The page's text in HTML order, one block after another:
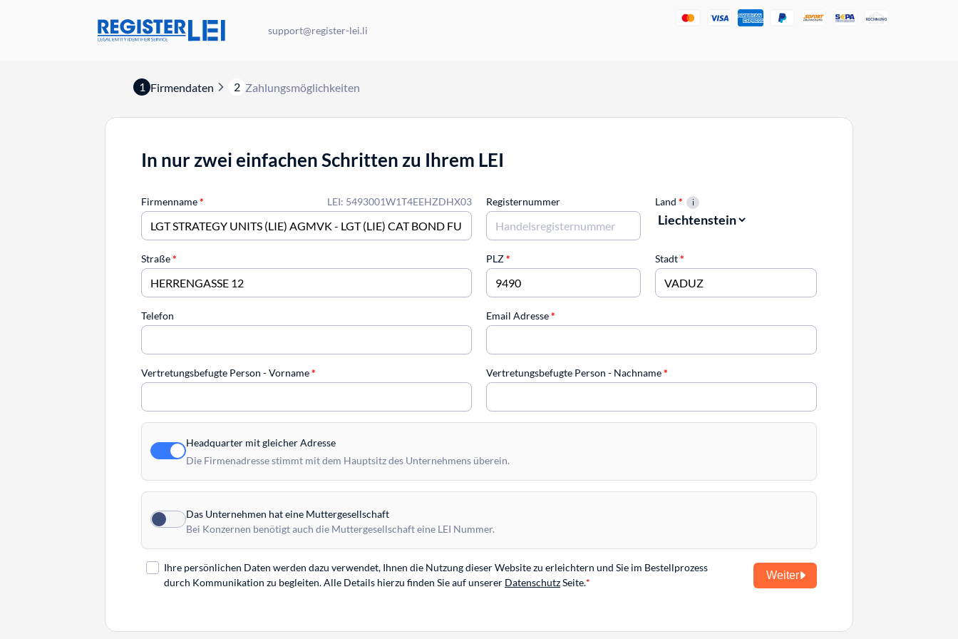
support@register-lei.li
1 Firmendaten 2 Zahlungsmöglichkeiten
In nur zwei einfachen Schritten zu Ihrem LEI
LEI: 5493001W1T4EEHZDHX03
Firmenname* Registernummer Land *
Straße* PLZ* Stadt*
Telefon Email Adresse*
Vertretungsbefugte Person - Vorname* Vertretungsbefugte Person - Nachname*
Headquarter mit gleicher Adresse
Die Firmenadresse stimmt mit dem Hauptsitz des Unternehmens überein.
Das Unternehmen hat eine Muttergesellschaft
Bei Konzernen benötigt auch die Muttergesellschaft eine LEI Nummer.
Ihre persönlichen Daten werden dazu verwendet, Ihnen die Nutzung dieser Website zu erleichtern und Sie im Bestellprozess
durch Kommunikation zu begleiten. Alle Details hierzu finden Sie auf unserer DatenschutzSeite.
Weiter